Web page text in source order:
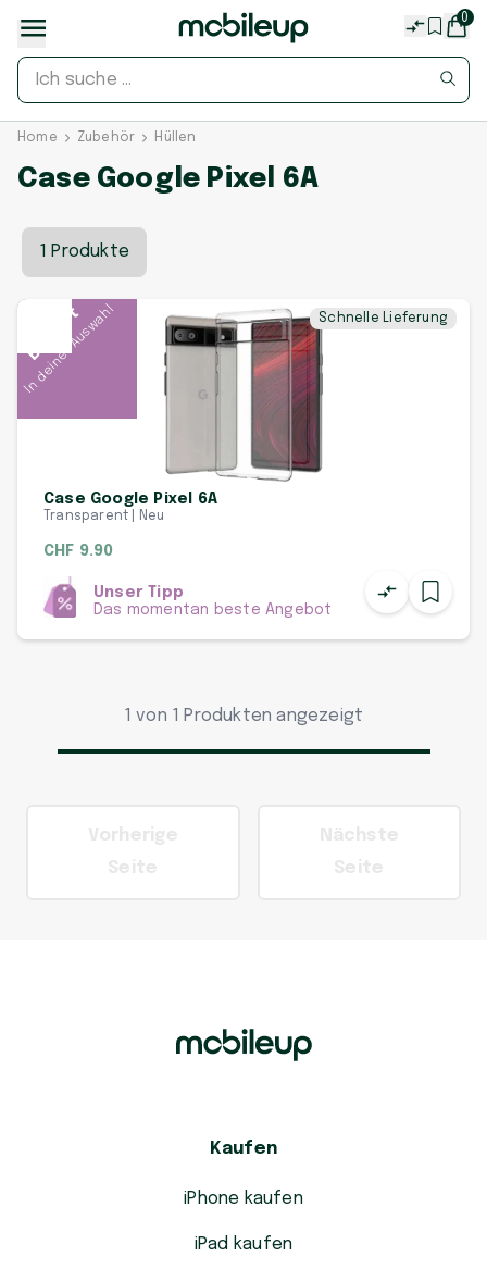
0
Home Zubehör Hüllen
Case Google Pixel 6A
1 Produkte
Beliebt
In deiner Auswahl Schnelle Lieferung
Case Google Pixel 6A
Transparent | Neu
CHF 9.90
Unser Tipp
Das momentan beste Angebot
1 von 1 Produkten angezeigt
Kaufen
iPhone kaufen
iPad kaufen